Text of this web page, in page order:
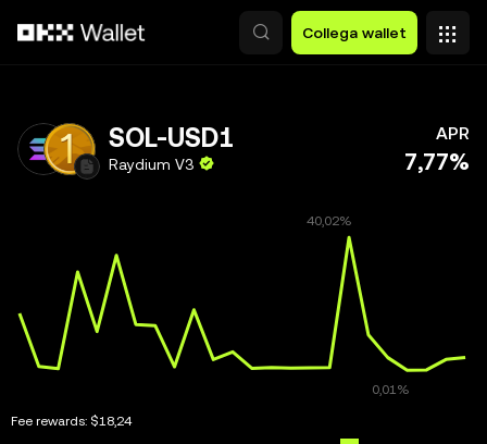
Collega wallet
SOL-USD1
Raydium V3
APR
7,77%
Fee rewards: $18,24